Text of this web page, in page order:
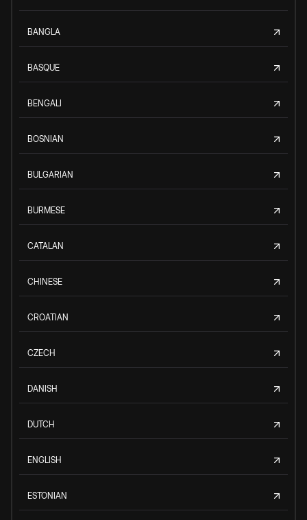
BANGLA
BASQUE
BENGALI
BOSNIAN
BULGARIAN
BURMESE
CATALAN
CHINESE
CROATIAN
CZECH
DANISH
DUTCH
ENGLISH
ESTONIAN